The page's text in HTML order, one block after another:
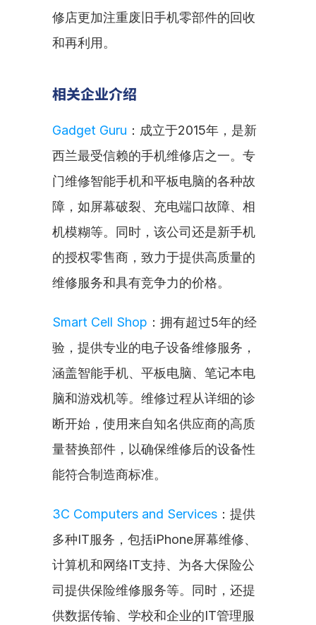
修店更加注重废旧手机零部件的回收
和再利用。
相关企业介绍
Gadget Guru ：成立于2015年，是新
西兰最受信赖的手机维修店之一。专
门维修智能手机和平板电脑的各种故
障，如屏幕破裂、充电端口故障、相
机模糊等。同时，该公司还是新手机
的授权零售商，致力于提供高质量的
维修服务和具有竞争力的价格。
Smart Cell Shop ：拥有超过5年的经
验，提供专业的电子设备维修服务，
涵盖智能手机、平板电脑、笔记本电
脑和游戏机等。维修过程从详细的诊
断开始，使用来自知名供应商的高质
量替换部件，以确保维修后的设备性
能符合制造商标准。
3C Computers and Services ：提供
多种IT服务，包括iPhone屏幕维修、
计算机和网络IT支持、为各大保险公
司提供保险维修服务等。同时，还提
供数据传输、学校和企业的IT管理服